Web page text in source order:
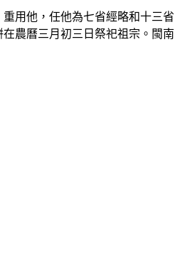
用他，任他為七省經略和十三省
農曆三月初三日祭祀祖宗。閩南